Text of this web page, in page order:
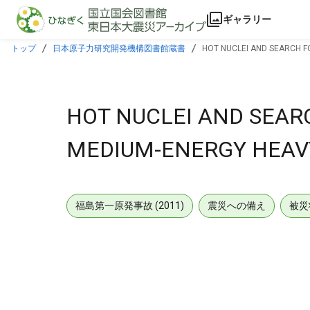
本文に飛ぶ
ギャラリー
トップ 日本原子力研究開発機構図書館蔵書 HOT NUCLEI AND SEARCH
HOT NUCLEI AND
MEDIUM-ENERGY
福島第一原発事故 (2011) 震災への備え 被